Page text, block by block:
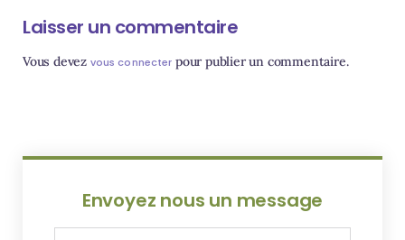
Laisser un commentaire
Vous devez vous connecter pour publier un commentaire.
Envoyez nous un message